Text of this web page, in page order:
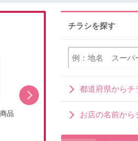
品 今月のお買い得品
チラシを探す
都道府県からチ
お店の名前から